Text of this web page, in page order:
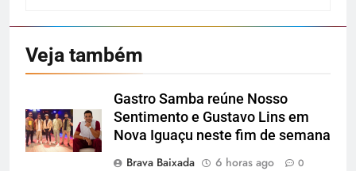
Veja também
Gastro Samba reúne Nosso
Sentimento e Gustavo Lins em
Nova Iguaçu neste fim de semana
Brava Baixada
6 horas ago 0